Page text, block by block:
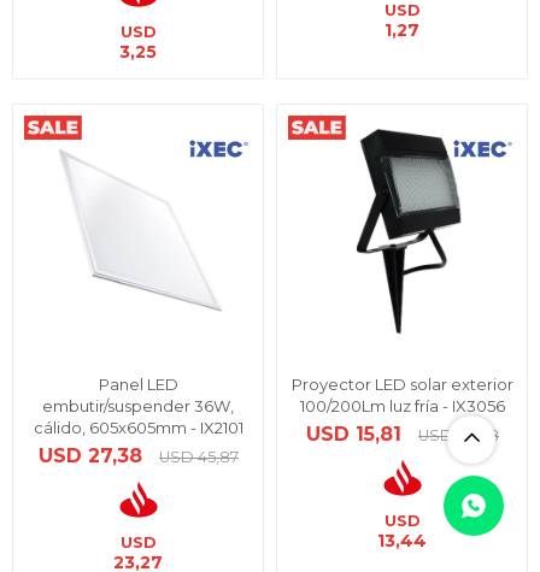
USD
3,25
USD
1,27
Panel LED
embutir/suspender 36W,
cálido, 605x605mm - IX2101
USD 27,38 USD 45,87
USD
23,27
Proyector LED solar exterior
100/200Lm luz fría - IX3056
USD 15,81 USD 26,48
USD
13,44